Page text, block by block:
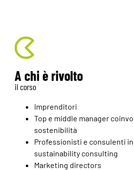
A chi è rivolto
il corso
Imprenditori
Top e middle manager
sostenibilità
Professionisti e consulenti
sustainability consulting
Marketing directors